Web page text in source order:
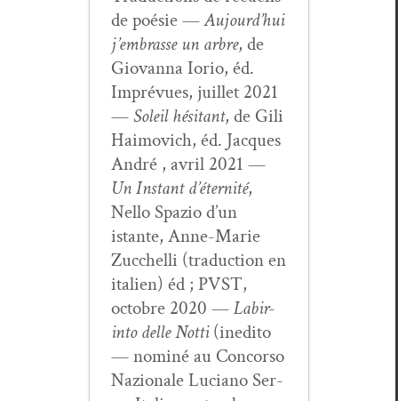
de poésie —Aujour­d’hui
j’embrasse un arbre, de
Gio­van­na Iorio, éd.
Imprévues, juil­let 2021
— Soleil hési­tant, de Gili
Haimovich, éd. Jacques
André , avril 2021 —
Un Instant d’é­ter­nité,
Nel­lo Spazio d’un
istante, Anne-Marie
Zuc­chel­li (tra­duc­tion en
ital­ien) éd ; PVST,
octo­bre 2020 —Labir­
in­to delle Not­ti(ined­i­to
— nom­iné au Con­cor­so
Nazionale Luciano Ser­